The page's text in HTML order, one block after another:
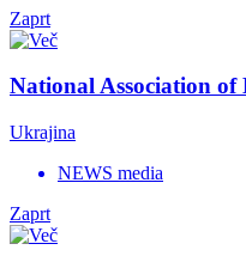
Zaprt
National Association
Ukrajina
NEWS media
Zaprt